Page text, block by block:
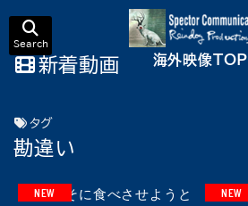
Search
海外映像TOP
新着動画
タグ
勘違い
NEW NEW